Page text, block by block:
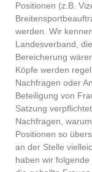
Positionen (z.B.
werden. Wir
Landesverband,
Bereicherung
Köpfe werden
Nachfragen oder
Beteiligung von
Satzung
Nachfragen,
Positionen so
an der Stelle
haben wir